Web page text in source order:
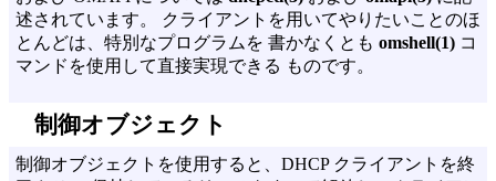
述されています。 クライアントを用いてやりたいことのほ
とんどは、特別なプログラムを 書かなくとも omshell(1) コ
マンドを使用して直接実現できる ものです。
制御オブジェクト
制御オブジェクトを使用すると、DHCP クライアントを終